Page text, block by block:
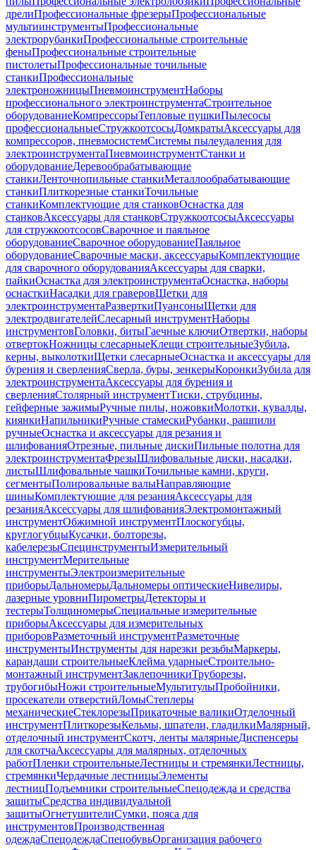
дрелиПрофессиональные фрезерыПрофессиональные
мультиинструментыПрофессиональные
электрорубанкиПрофессиональные строительные
феныПрофессиональные строительные
пистолетыПрофессиональные точильные
станкиПрофессиональные
электроножницыПневмоинструментНаборы
профессионального электроинструментаСтроительное
оборудованиеКомпрессорыТепловые пушкиПылесосы
профессиональныеСтружкоотсосыДомкратыАксессуары для
компрессоров, пневмосистемСистемы пылеудаления для
электроинструментаПневмоинструментСтанки и
оборудованиеДеревообрабатывающие
станкиЛенточнопильные станкиМеталлообрабатывающие
станкиПлиткорезные станкиТочильные
станкиКомплектующие для станковОснастка для
станковАксессуары для станковСтружкоотсосыАксессуары
для стружкоотсосовСварочное и паяльное
оборудованиеСварочное оборудованиеПаяльное
оборудованиеСварочные маски, аксессуарыКомплектующие
для сварочного оборудованияАксессуары для сварки,
пайкиОснастка для электроинструментаОснастка, наборы
оснасткиНасадки для граверовЩетки для
электроинструментаРазверткиПуансоныЩетки для
электродвигателейСлесарный инструментНаборы
инструментовГоловки, битыГаечные ключиОтвертки, наборы
отвертокНожницы слесарныеКлещи строительныеЗубила,
керны, выколоткиЩетки слесарныеОснастка и аксессуары для
бурения и сверленияСверла, буры, зенкерыКоронкиЗубила для
электроинструментаАксессуары для бурения и
сверленияСтолярный инструментТиски, струбцины,
гейферные зажимыРучные пилы, ножовкиМолотки, кувалды,
киянкиНапильникиРучные стамескиРубанки, рашпили
ручныеОснастка и аксессуары для резания и
шлифованияОтрезные, пильные дискиПильные полотна для
электроинструментаФрезыШлифовальные диски, насадки,
листыШлифовальные чашкиТочильные камни, круги,
сегментыПолировальные валыНаправляющие
шиныКомплектующие для резанияАксессуары для
резанияАксессуары для шлифованияЭлектромонтажный
инструментОбжимной инструментПлоскогубцы,
круглогубцыКусачки, болторезы,
кабелерезыСпецинструментыИзмерительный
инструментМерительные
инструментыЭлектроизмерительные
приборыДальномерыДальномеры оптическиеНивелиры,
лазерные уровниПирометрыДетекторы и
тестерыТолщиномерыСпециальные измерительные
приборыАксессуары для измерительных
приборовРазметочный инструментРазметочные
инструментыИнструменты для нарезки резьбыМаркеры,
карандаши строительныеКлейма ударныеСтроительно-
монтажный инструментЗаклепочникиТруборезы,
трубогибыНожи строительныеМультитулыПробойники,
просекатели отверстийЛомыСтеплеры
механическиеСтеклорезыПрикаточные валикиОтделочный
инструментПлиткорезыКельмы, шпатели, гладилкиМалярный,
отделочный инструментСкотч, ленты малярныеДиспенсеры
для скотчаАксессуары для малярных, отделочных
работПленки строительныеЛестницы и стремянкиЛестницы,
стремянкиЧердачные лестницыЭлементы
лестницПодъемники строительныеСпецодежда и средства
защитыСредства индивидуальной
защитыОгнетушителиСумки, пояса для
инструментовПроизводственная
одеждаСпецодеждаСпецобувьОрганизация рабочего